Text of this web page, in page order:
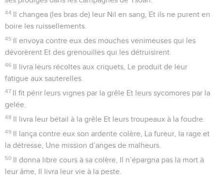
44 Il changea (les bras de) leur Nil en sang, Et ils ne purent en
boire les ruissellements.
45 Il envoya contre eux des mouches venimeuses qui les
dévorèrent Et des grenouilles qui les détruisirent.
46 Il livra leurs récoltes aux criquets, Le produit de leur
fatigue aux sauterelles.
47 Il fit périr leurs vignes par la grêle Et leurs sycomores par la
gelée.
48 Il livra leur bétail à la grêle Et leurs troupeaux à la foudre.
49 Il lança contre eux son ardente colère, La fureur, la rage et
la détresse, Une mission d’anges de malheurs.
50 Il donna libre cours à sa colère, Il n’épargna pas la mort à
leur âme, Il livra leur vie à la peste.